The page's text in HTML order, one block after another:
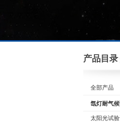
产品目录
全部产品
氙灯耐气
太阳光试